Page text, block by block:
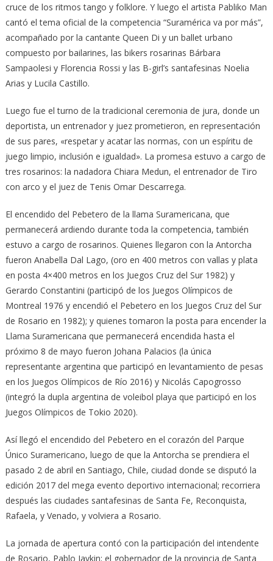
cruce de los ritmos tango y folklore. Y luego el artista Pabliko Man
cantó el tema oficial de la competencia “Suramérica va por más”,
acompañado por la cantante Queen Di y un ballet urbano
compuesto por bailarines, las bikers rosarinas Bárbara
Sampaolesi y Florencia Rossi y las B-girl’s santafesinas Noelia
Arias y Lucila Castillo.
Luego fue el turno de la tradicional ceremonia de jura, donde un
deportista, un entrenador y juez prometieron, en representación
de sus pares, «respetar y acatar las normas, con un espíritu de
juego limpio, inclusión e igualdad». La promesa estuvo a cargo de
tres rosarinos: la nadadora Chiara Medun, el entrenador de Tiro
con arco y el juez de Tenis Omar Descarrega.
El encendido del Pebetero de la llama Suramericana, que
permanecerá ardiendo durante toda la competencia, también
estuvo a cargo de rosarinos. Quienes llegaron con la Antorcha
fueron Anabella Dal Lago, (oro en 400 metros con vallas y plata
en posta 4×400 metros en los Juegos Cruz del Sur 1982) y
Gerardo Constantini (participó de los Juegos Olímpicos de
Montreal 1976 y encendió el Pebetero en los Juegos Cruz del Sur
de Rosario en 1982); y quienes tomaron la posta para encender la
Llama Suramericana que permanecerá encendida hasta el
próximo 8 de mayo fueron Johana Palacios (la única
representante argentina que participó en levantamiento de pesas
en los Juegos Olímpicos de Río 2016) y Nicolás Capogrosso
(integró la dupla argentina de voleibol playa que participó en los
Juegos Olímpicos de Tokio 2020).
Así llegó el encendido del Pebetero en el corazón del Parque
Único Suramericano, luego de que la Antorcha se prendiera el
pasado 2 de abril en Santiago, Chile, ciudad donde se disputó la
edición 2017 del mega evento deportivo internacional; recorriera
después las ciudades santafesinas de Santa Fe, Reconquista,
Rafaela, y Venado, y volviera a Rosario.
La jornada de apertura contó con la participación del intendente
de Rosario, Pablo Javkin; el gobernador de la provincia de Santa